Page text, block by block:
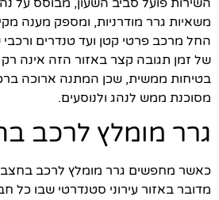
משאיות גרר מודרניות, ומספק מענה
החל מרכב פרטי קטן ועד טנדרים
של זמן תגובה קצר באזור הזה אינה רק
בטיחות ממשית, שכן המתנה ארוכה
מסוכנת ממש לנהג ולנוסעים.
גרר מומלץ לרכב
כאשר מחפשים גרר מומלץ לרכב
מדובר באזור עירוני סטנדרטי שבו כל